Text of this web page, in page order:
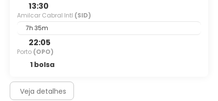
13:30
Amilcar Cabral Intl (SID)
7h 35m
22:05
Porto (OPO)
1 bolsa
Veja detalhes